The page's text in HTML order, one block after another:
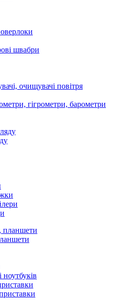
швабри
очищувачі повітря
гігрометри, барометри